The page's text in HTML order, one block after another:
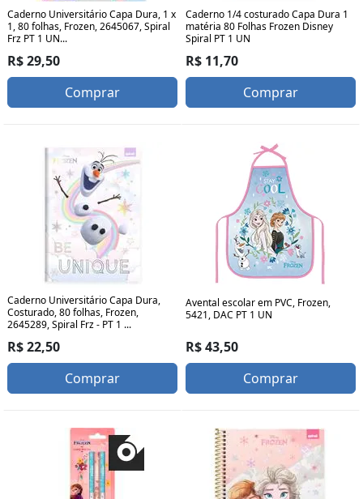
Caderno Universitário Capa Dura, 1 x
1, 80 folhas, Frozen, 2645067, Spiral
Frz PT 1 UN...
R$ 29,50
Comprar
Caderno 1/4 costurado Capa Dura 1
matéria 80 Folhas Frozen Disney
Spiral PT 1 UN
R$ 11,70
Comprar
Caderno Universitário Capa Dura,
Costurado, 80 folhas, Frozen,
2645289, Spiral Frz - PT 1 ...
R$ 22,50
Comprar
Avental escolar em PVC, Frozen,
5421, DAC PT 1 UN
R$ 43,50
Comprar